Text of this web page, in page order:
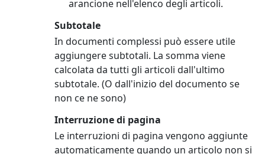
arancione nell'elenco degli articoli.
Subtotale
In documenti complessi può essere utile
aggiungere subtotali. La somma viene
calcolata da tutti gli articoli dall'ultimo
subtotale. (O dall'inizio del documento se
non ce ne sono)
Interruzione di pagina
Le interruzioni di pagina vengono aggiunte
automaticamente quando un articolo non si